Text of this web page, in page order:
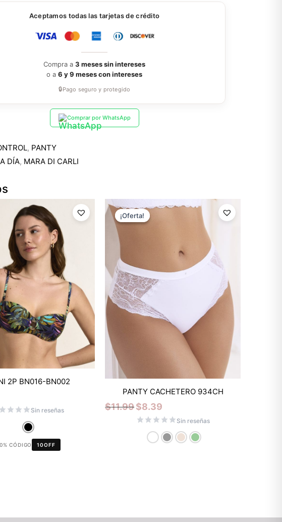
Aceptamos todas las tarjetas de crédito
Compra a 3 meses sin intereses
o a 6 y 9 meses con intereses
🔒Pago seguro y protegido
Comprar por WhatsApp
, PANTY
DÍA, MARA DI CARLI
2P BN016-BN002
Sin reseñas
CÓDIGO 10OFF
¡Oferta!
¡Oferta!
PANTY CACHETERO 934CH
$11.99
precio
original
$8.39
precio
Sin reseñas
Mixtwo - Lencería y Ropa
Interior
En línea